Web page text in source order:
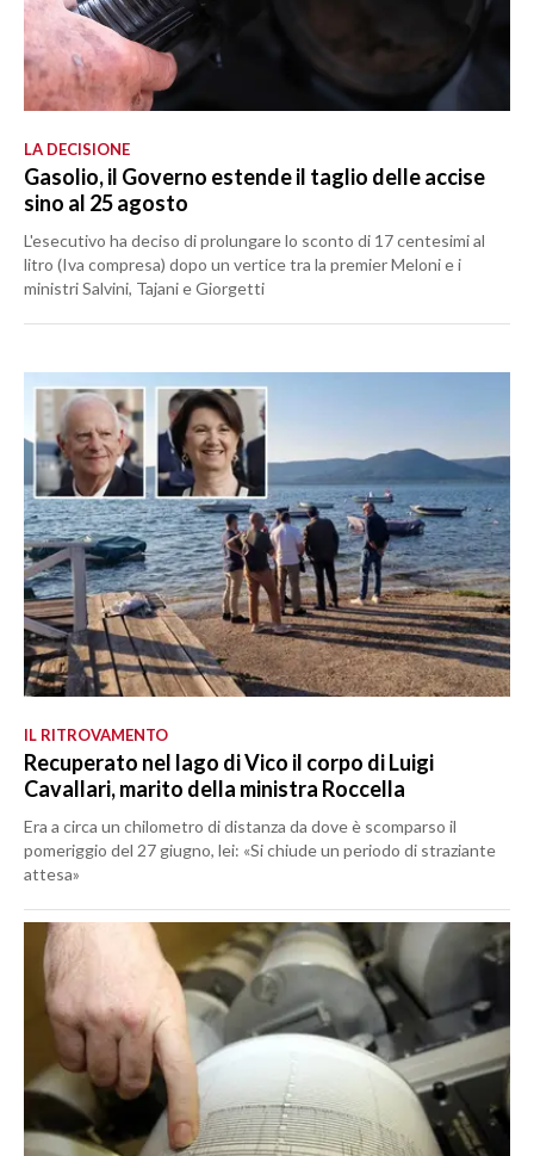
LA DECISIONE
Gasolio, il Governo estende il taglio delle accise
sino al 25 agosto
L'esecutivo ha deciso di prolungare lo sconto di 17 centesimi al
litro (Iva compresa) dopo un vertice tra la premier Meloni e i
ministri Salvini, Tajani e Giorgetti
IL RITROVAMENTO
Recuperato nel lago di Vico il corpo di Luigi
Cavallari, marito della ministra Roccella
Era a circa un chilometro di distanza da dove è scomparso il
pomeriggio del 27 giugno, lei: «Si chiude un periodo di straziante
attesa»